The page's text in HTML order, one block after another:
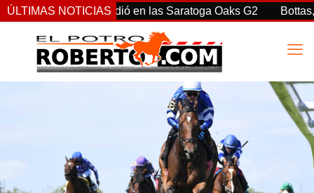
ÚLTIMAS NOTICIAS
Jr. sorprendió en las Saratoga Oaks G2 Bottas,